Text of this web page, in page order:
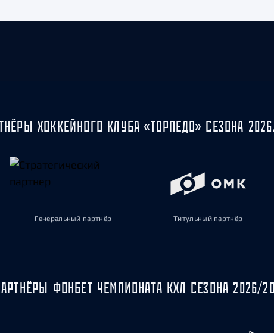
ХОККЕЙНОГО КЛУБА «ТОРПЕДО» СЕЗОНА
Генеральный партнёр Титульный партнёр
ФОНБЕТ ЧЕМПИОНАТА КХЛ СЕЗОНА 2026/